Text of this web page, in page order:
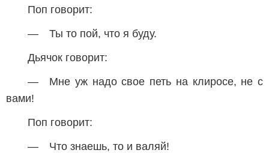
Поп говорит:
— Ты то пой, что я буду.
Дьячок говорит:
— Мне уж надо свое петь на клиросе, не с
вами!
Поп говорит:
— Что знаешь, то и валяй!